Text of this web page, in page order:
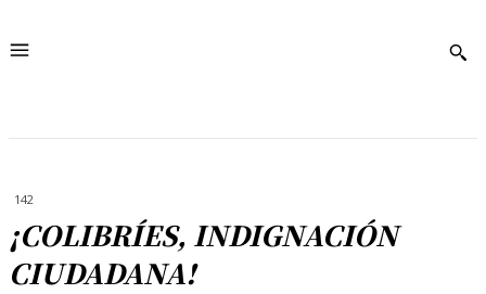
142
¡COLIBRÍES, INDIGNACIÓN
CIUDADANA!